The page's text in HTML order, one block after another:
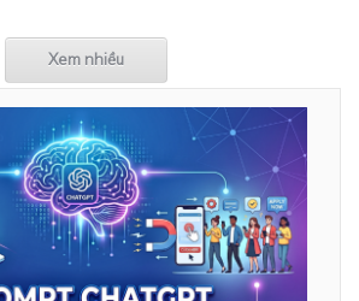
Xem nhiều